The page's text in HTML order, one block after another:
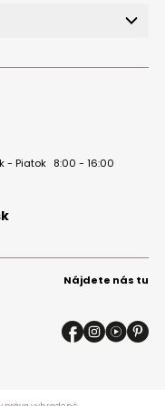
- Piatok 8:00 - 16:00
Nájdete nás tu